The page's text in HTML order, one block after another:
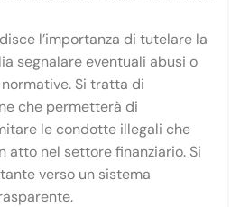
l’importanza di tutelare la
segnalare eventuali abusi o
Si tratta di
che permetterà di
le condotte illegali che
atto nel settore finanziario. Si
verso un sistema